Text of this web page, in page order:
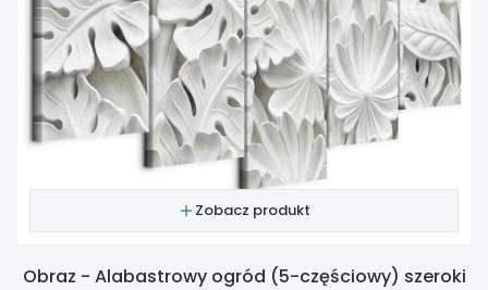
Zobacz produkt
Obraz - Alabastrowy ogród (5-częściowy) szeroki